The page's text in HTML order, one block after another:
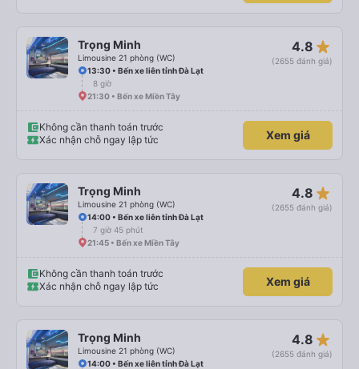
Trọng Minh
Limousine 21 phòng (WC)
4.8 star_rate
(2655 đánh giá)
13:30 • Bến xe liên tỉnh Đà Lạt
8 giờ
21:30 • Bến xe Miền Tây
Không cần thanh toán trước
Xác nhận chỗ ngay lập tức
Xem giá
Trọng Minh
Limousine 21 phòng (WC)
4.8 star_rate
(2655 đánh giá)
14:00 • Bến xe liên tỉnh Đà Lạt
7 giờ 45 phút
21:45 • Bến xe Miền Tây
Không cần thanh toán trước
Xác nhận chỗ ngay lập tức
Xem giá
Trọng Minh
Limousine 21 phòng (WC)
4.8 star_rate
(2655 đánh giá)
14:00 • Bến xe liên tỉnh Đà Lạt